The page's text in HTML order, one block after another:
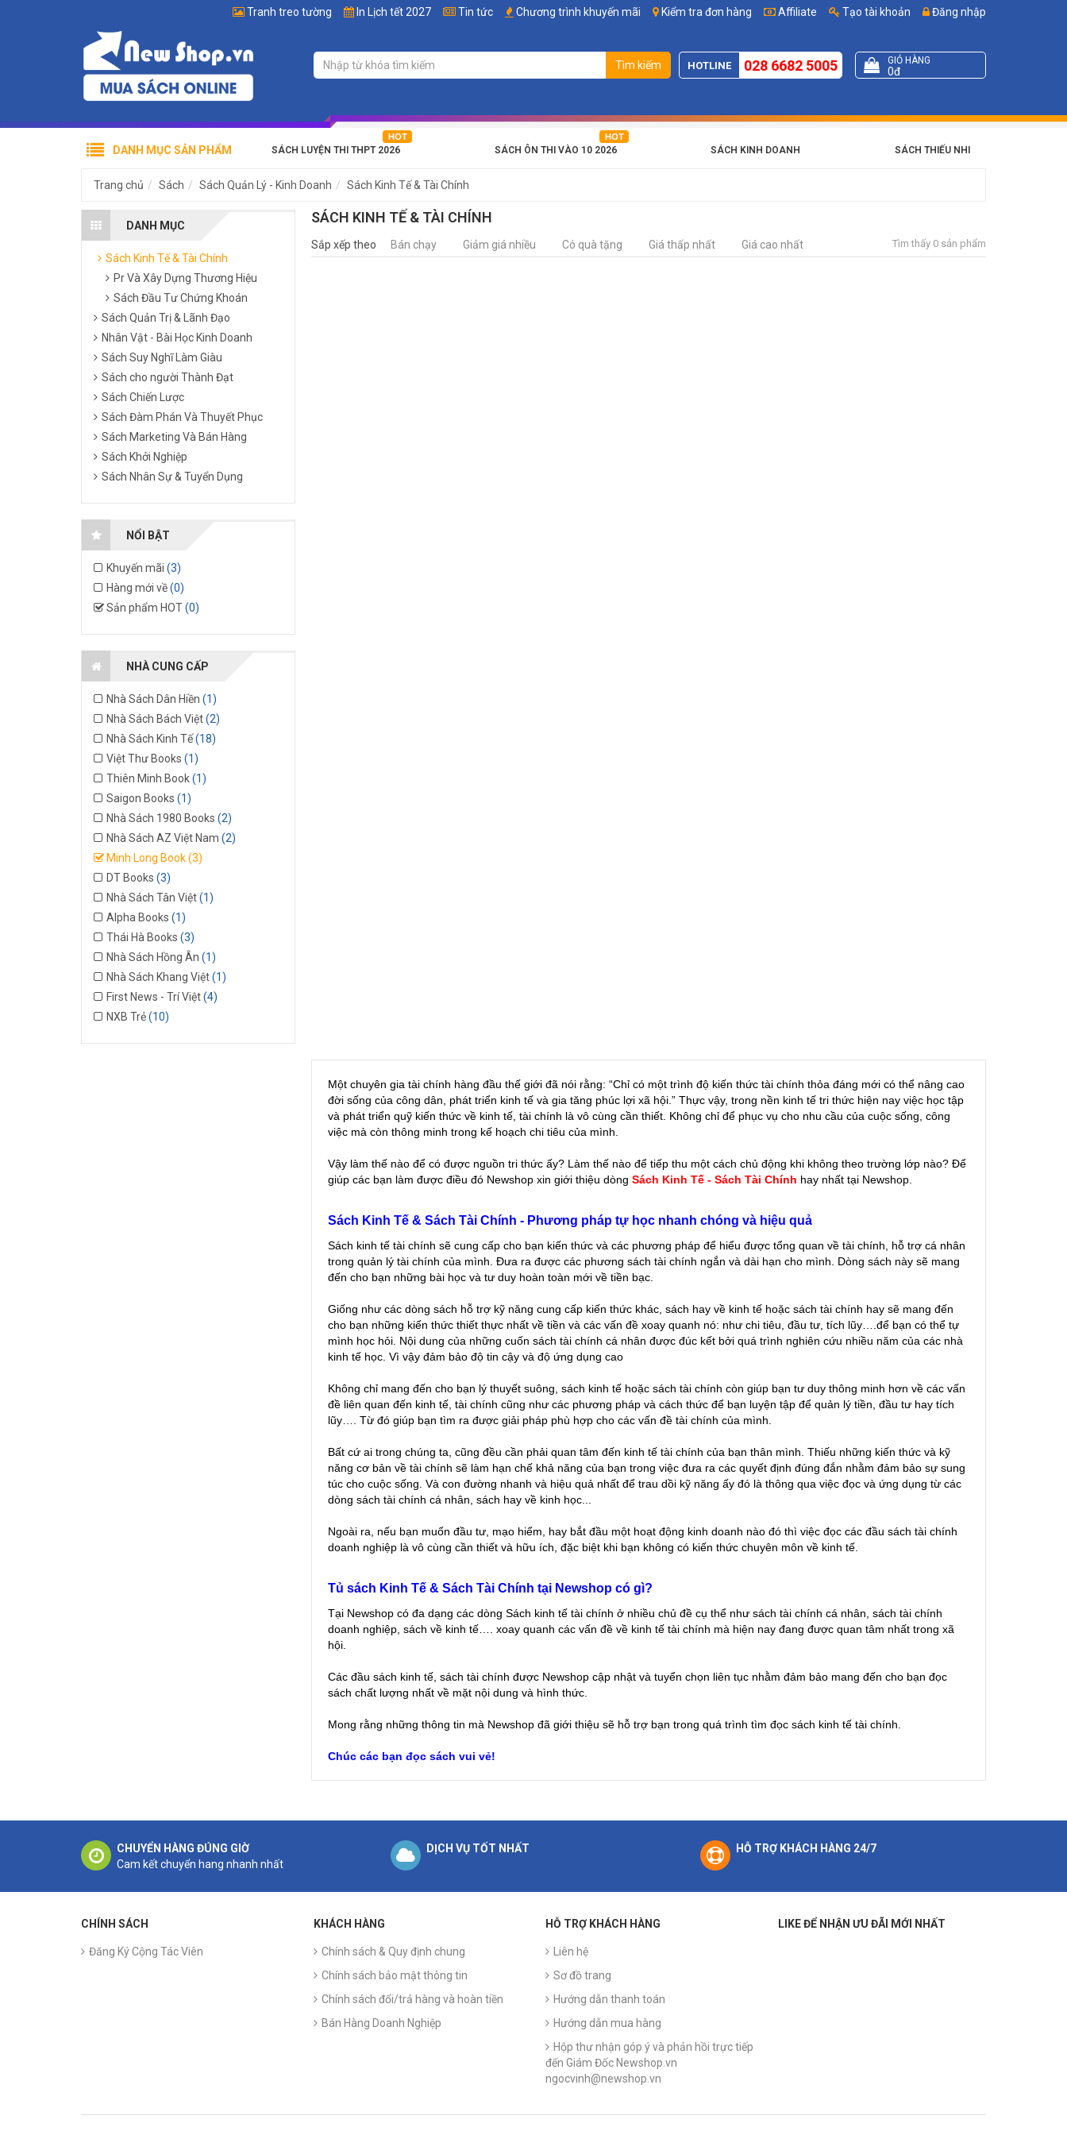
Affiliate Tạo tài khoản Đăng nhập
Tranh treo tường In Lịch tết 2027 Tin tức Chương trình khuyến mãi Kiểm tra đơn hàng
Tìm kiếm HOTLINE 028 6682 5005 GIỎ HÀNG
0đ
SÁCH LUYỆN THI THPT 2026 SÁCH ÔN THI VÀO 10 2026 SÁCH KINH DOANH SÁCH THIẾU NHI
DANH MỤC SẢN PHẨM
Trang chủ Sách Sách Quản Lý - Kinh Doanh Sách Kinh Tế & Tài Chính
DANH MỤC
Sách Kinh Tế & Tài Chính
Pr Và Xây Dựng Thương Hiệu
Sách Đầu Tư Chứng Khoán
Sách Quản Trị & Lãnh Đạo
Nhân Vật - Bài Học Kinh Doanh
Sách Suy Nghĩ Làm Giàu
Sách cho người Thành Đạt
Sách Chiến Lược
Sách Đàm Phán Và Thuyết Phục
Sách Marketing Và Bán Hàng
Sách Khởi Nghiệp
Sách Nhân Sự & Tuyển Dụng
NỔI BẬT
Khuyến mãi (3)
Hàng mới về(0)
Sản phẩm HOT(0)
NHÀ CUNG CẤP
Nhà Sách Dân Hiền (1)
Nhà Sách Bách Việt(2)
Nhà Sách Kinh Tế(18)
Việt Thư Books (1)
Thiên Minh Book(1)
Saigon Books (1)
Nhà Sách 1980 Books (2)
Nhà Sách AZ Việt Nam (2)
Minh Long Book(3)
DT Books (3)
Nhà Sách Tân Việt(1)
Alpha Books (1)
Thái Hà Books (3)
Nhà Sách Hồng Ân (1)
Nhà Sách Khang Việt(1)
First News - Trí Việt(4)
NXB Trẻ(10)
SÁCH KINH TẾ & TÀI CHÍNH
Sắp xếp theo Bán chạy Giảm giá nhiều Có quà tặng Giá thấp nhất Giá cao nhất Tìm thấy 0 sản phẩm
Một chuyên gia tài chính hàng đầu thế giới đã nói rằng: “Chỉ có một trình độ kiến thức tài chính thỏa đáng mới có thể nâng cao
đời sống của công dân, phát triển kinh tế và gia tăng phúc lợi xã hội.” Thực vậy, trong nền kinh tế tri thức hiện nay việc học tập
và phát triển quỹ kiến thức về kinh tế, tài chính là vô cùng cần thiết. Không chỉ để phục vụ cho nhu cầu của cuộc sống, công
việc mà còn thông minh trong kế hoạch chi tiêu của mình.
Vậy làm thế nào để có được nguồn tri thức ấy? Làm thế nào để tiếp thu một cách chủ động khi không theo trường lớp nào? Để
giúp các bạn làm được điều đó Newshop xin giới thiệu dòng Sách Kinh Tế - Sách Tài Chính hay nhất tại Newshop.
Sách Kinh Tế & Sách Tài Chính - Phương pháp tự học nhanh chóng và hiệu quả
Sách kinh tế tài chính sẽ cung cấp cho bạn kiến thức và các phương pháp để hiểu được tổng quan về tài chính, hỗ trợ cá nhân
trong quản lý tài chính của mình. Đưa ra được các phương sách tài chính ngắn và dài hạn cho mình. Dòng sách này sẽ mang
đến cho bạn những bài học và tư duy hoàn toàn mới về tiền bạc.
Giống như các dòng sách hỗ trợ kỹ năng cung cấp kiến thức khác, sách hay về kinh tế hoặc sách tài chính hay sẽ mang đến
cho bạn những kiến thức thiết thực nhất về tiền và các vấn đề xoay quanh nó: như chi tiêu, đầu tư, tích lũy….để bạn có thể tự
mình học hỏi. Nội dung của những cuốn sách tài chính cá nhân được đúc kết bởi quá trình nghiên cứu nhiều năm của các nhà
kinh tế học. Vì vậy đảm bảo độ tin cậy và độ ứng dụng cao
Không chỉ mang đến cho bạn lý thuyết suông, sách kinh tế hoặc sách tài chính còn giúp bạn tư duy thông minh hơn về các vấn
đề liên quan đến kinh tế, tài chính cũng như các phương pháp và cách thức để bạn luyện tập để quản lý tiền, đầu tư hay tích
lũy…. Từ đó giúp bạn tìm ra được giải pháp phù hợp cho các vấn đề tài chính của mình.
Bất cứ ai trong chúng ta, cũng đều cần phải quan tâm đến kinh tế tài chính của bạn thân mình. Thiếu những kiến thức và kỹ
năng cơ bản về tài chính sẽ làm hạn chế khả năng của bạn trong việc đưa ra các quyết định đúng đắn nhằm đảm bảo sự sung
túc cho cuộc sống. Và con đường nhanh và hiệu quả nhất để trau dồi kỹ năng ấy đó là thông qua việc đọc và ứng dụng từ các
dòng sách tài chính cá nhân, sách hay về kinh học...
Ngoài ra, nếu bạn muốn đầu tư, mạo hiểm, hay bắt đầu một hoạt động kinh doanh nào đó thì việc đọc các đầu sách tài chính
doanh nghiệp là vô cùng cần thiết và hữu ích, đặc biệt khi bạn không có kiến thức chuyên môn về kinh tế.
Tủ sách Kinh Tế & Sách Tài Chính tại Newshop có gì?
Tại Newshop có đa dạng các dòng Sách kinh tế tài chính ở nhiều chủ đề cụ thể như sách tài chính cá nhân, sách tài chính
doanh nghiệp, sách về kinh tế…. xoay quanh các vấn đề về kinh tế tài chính mà hiện nay đang được quan tâm nhất trong xã
hội.
Các đầu sách kinh tế, sách tài chính được Newshop cập nhật và tuyển chọn liên tục nhằm đảm bảo mang đến cho bạn đọc
sách chất lượng nhất về mặt nội dung và hình thức.
Mong rằng những thông tin mà Newshop đã giới thiệu sẽ hỗ trợ bạn trong quá trình tìm đọc sách kinh tế tài chính.
Chúc các bạn đọc sách vui vẻ!
CHUYỂN HÀNG ĐÚNG GIỜ
Cam kết chuyển hang nhanh nhất
DỊCH VỤ TỐT NHẤT HỖ TRỢ KHÁCH HÀNG 24/7
CHÍNH SÁCH
Đăng Ký Cộng Tác Viên
KHÁCH HÀNG
Chính sách & Quy định chung
Chính sách bảo mật thông tin
Chính sách đổi/trả hàng và hoàn tiền
Bán Hàng Doanh Nghiệp
HỖ TRỢ KHÁCH HÀNG
Liên hệ
Sơ đồ trang
Hướng dẫn thanh toán
Hướng dẫn mua hàng
Hộp thư nhận góp ý và phản hồi trực tiếp
đến Giám Đốc Newshop.vn
ngocvinh@newshop.vn
LIKE ĐỂ NHẬN ƯU ĐÃI MỚI NHẤT